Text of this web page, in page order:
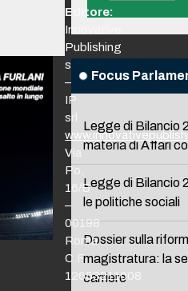
Focus
Legge di Bilancio
materia di Affari
Legge di Bilancio
le politiche sociali
Dossier sulla
magistratura: la
carriere
Editore:
Innovative
Publishing
srl
–
IP
srl
Via
Po,
16/B
–
00198
Roma
C.F.
12653211008